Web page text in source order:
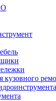
кузовного